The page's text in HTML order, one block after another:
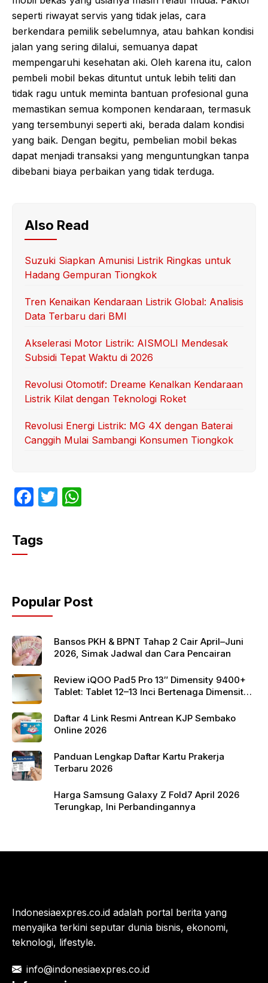
seperti riwayat servis yang tidak jelas, cara
berkendara pemilik sebelumnya, atau bahkan kondisi
jalan yang sering dilalui, semuanya dapat
mempengaruhi kesehatan aki. Oleh karena itu, calon
pembeli mobil bekas dituntut untuk lebih teliti dan
tidak ragu untuk meminta bantuan profesional guna
memastikan semua komponen kendaraan, termasuk
yang tersembunyi seperti aki, berada dalam kondisi
yang baik. Dengan begitu, pembelian mobil bekas
dapat menjadi transaksi yang menguntungkan tanpa
dibebani biaya perbaikan yang tidak terduga.
Also Read
Suzuki Siapkan Amunisi Listrik Ringkas untuk
Hadang Gempuran Tiongkok
Tren Kenaikan Kendaraan Listrik Global: Analisis
Data Terbaru dari BMI
Akselerasi Motor Listrik: AISMOLI Mendesak
Subsidi Tepat Waktu di 2026
Revolusi Otomotif: Dreame Kenalkan Kendaraan
Listrik Kilat dengan Teknologi Roket
Revolusi Energi Listrik: MG 4X dengan Baterai
Canggih Mulai Sambangi Konsumen Tiongkok
F
c
e
o
o
k
T
p
p
Tags
Popular Post
Bansos PKH & BPNT Tahap 2 Cair April–Juni
2026, Simak Jadwal dan Cara Pencairan
Review iQOO Pad5 Pro 13″ Dimensity 9400+
Tablet: Tablet 12–13 Inci Bertenaga Dimensity
Daftar 4 Link Resmi Antrean KJP Sembako
Online 2026
Panduan Lengkap Daftar Kartu Prakerja
Terbaru 2026
Harga Samsung Galaxy Z Fold7 April 2026
Terungkap, Ini Perbandingannya
Indonesiaexpres.co.id adalah portal berita yang
menyajika terkini seputar dunia bisnis, ekonomi,
teknologi, lifestyle.
info@indonesiaexpres.co.id